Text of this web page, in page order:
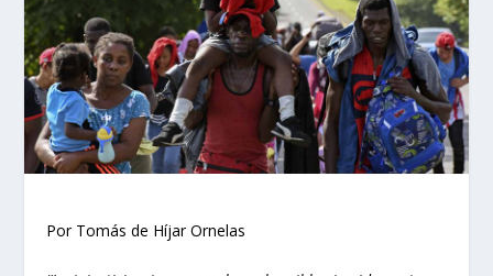
Por Tomás de Híjar Ornelas